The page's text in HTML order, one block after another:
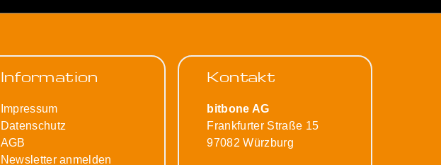
Information
Impressum
Datenschutz
AGB
Newsletter anmelden
Kontakt
bitbone AG
Frankfurter Straße 15
97082 Würzburg